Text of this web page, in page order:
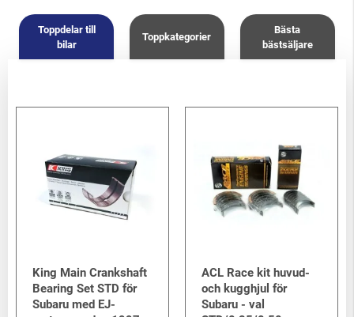
Legacy/Outback - Legacy/Outback B11 (BD/BG) 1994-1998
2.5 DOHC EJ25D
Forester-Forester S11 (SG) 2002-2008/2.0 EJ201 SOHC
Forester-Forester S11 (SG) 2002-2008/2.0 XT Turbo EJ205
Forester- Forester S11 (SG) 2002-2008 /2.5 XT Turbo EJ255
Toppdelar till
bilar
Toppkategorier
Bästa
bästsäljare
King Main Crankshaft
Bearing Set STD för
Subaru med EJ-
ACL Race kit huvud-
och kugghjul för
Subaru - val